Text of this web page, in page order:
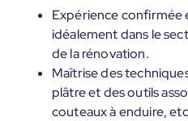
Expérience confirmée
idéalement dans le
de la rénovation.
Maîtrise des
plâtre et des outils
couteaux à enduire,